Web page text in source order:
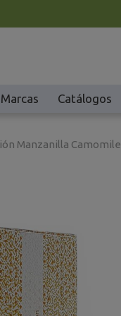
Maquinaria
Accesorios
Fermentadores y
Fundidores
Marcas Catálogos
Manzanilla